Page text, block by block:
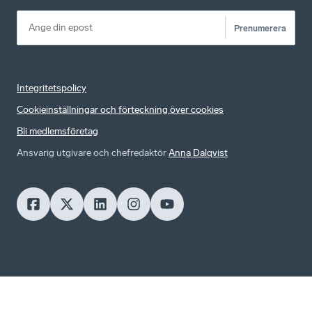
Prenumerera
Integritetspolicy
Cookieinställningar och förteckning över cookies
Bli medlemsföretag
Ansvarig utgivare och chefredaktörAnna Dalqvist